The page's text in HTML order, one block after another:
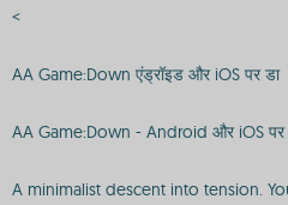
<
AA Game:Down एंड्रॉइड और iOS पर डा
AA Game:Down - Android और iOS पर
A minimalist descent into tension.